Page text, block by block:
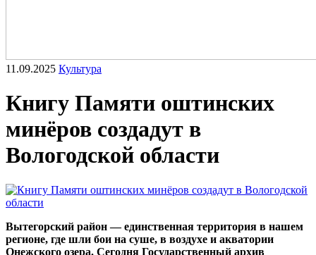
11.09.2025 Культура
Книгу Памяти оштинских
минёров создадут в
Вологодской области
Вытегорский район — единственная территория в нашем
регионе, где шли бои на суше, в воздухе и акватории
Онежского озера. Сегодня Государственный архив